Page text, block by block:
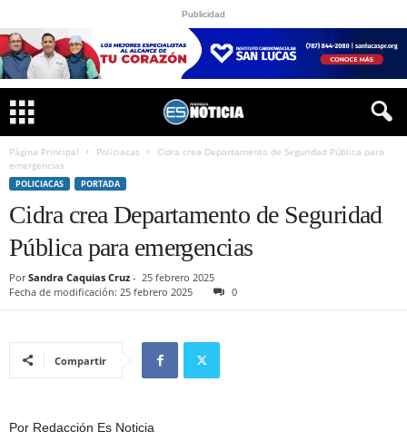
Publicidad
Página Principal Policiacas
Cidra crea Departamento de Seguridad Pública para
emergencias
POLICIACAS PORTADA
Cidra crea Departamento de Seguridad
Pública para emergencias
Por Sandra Caquias Cruz - 25 febrero 2025
Fecha de modificación: 25 febrero 2025
0
Compartir
Por Redacción Es Noticia